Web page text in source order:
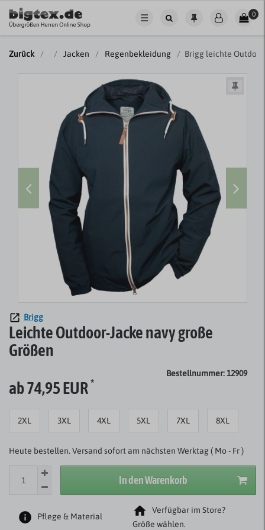
☰ 0
Zurück Jacken Regenbekleidung Brigg leichte
Brigg
Leichte Outdoor-Jacke navy große
Größen
Bestellnummer: 12909
ab 74,95 EUR*
2XL 3XL 4XL 5XL 7XL 8XL
Heute bestellen. Versand sofort am nächsten Werktag ( Mo - Fr )
In den Warenkorb
Pflege & Material
Verfügbar im Store?
Größe wählen.